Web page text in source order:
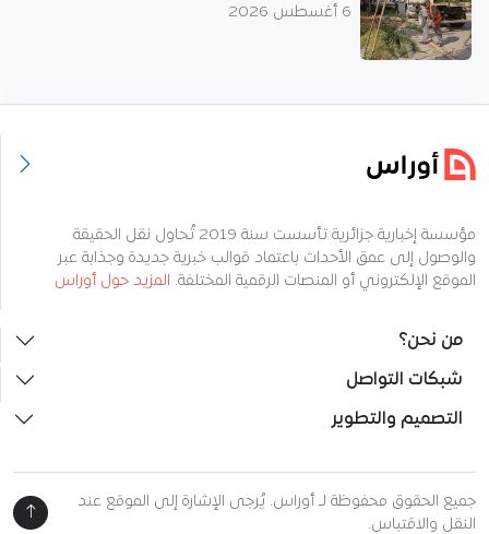
6 أغسطس 2026
مؤسسة إخبارية جزائرية تأسست سنة 2019 تُحاول نقل الحقيقة
والوصول إلى عمق الأحداث باعتماد قوالب خبرية جديدة وجذابة عبر
الموقع الإلكتروني أو المنصات الرقمية المختلفة. المزيد حول أوراس
من نحن؟
شبكات التواصل
التصميم والتطوير
جميع الحقوق محفوظة لـ أوراس. يُرجى الإشارة إلى الموقع عند
النقل والاقتباس.